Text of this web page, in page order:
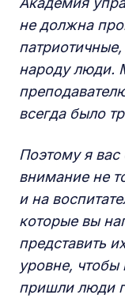
не должна
народу люди.
всегда было
Поэтому я вас
внимание не
и на
которые вы
представить
уровне, чтобы
пришли люди